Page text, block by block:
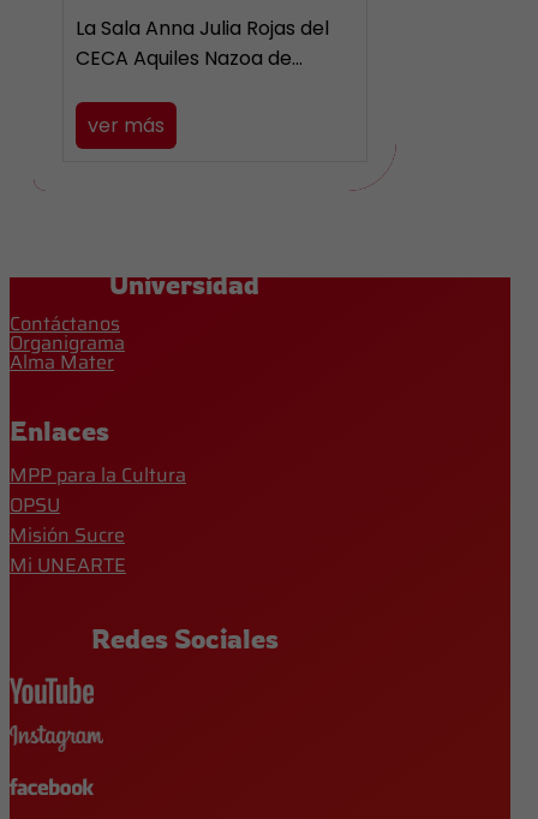
La Sala Anna Julia Rojas del
CECA Aquiles Nazoa de…
ver más
Universidad
Contáctanos
Organigrama
Alma Mater
Enlaces
MPP para la Cultura
OPSU
Misión Sucre
Mi UNEARTE
Redes Sociales